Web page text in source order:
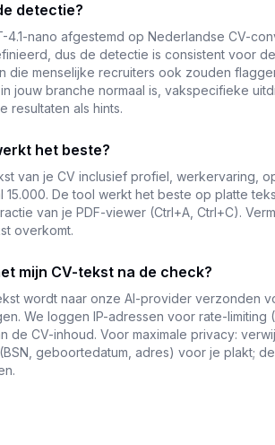
detectie?
4.1-nano afgestemd op Nederlandse CV-
dus de detectie is consistent voor
die menselijke recruiters ook zouden
jouw branche normaal is, vakspecifieke
resultaten als hints.
het beste?
van je CV inclusief profiel, werkervaring,
15.000. De tool werkt het beste op platte
van je PDF-viewer (Ctrl+A, Ctrl+C).
overkomt.
mijn CV-tekst na de check?
wordt naar onze AI-provider verzonden
We loggen IP-adressen voor rate-limiting
de CV-inhoud. Voor maximale privacy:
geboortedatum, adres) voor je plakt;